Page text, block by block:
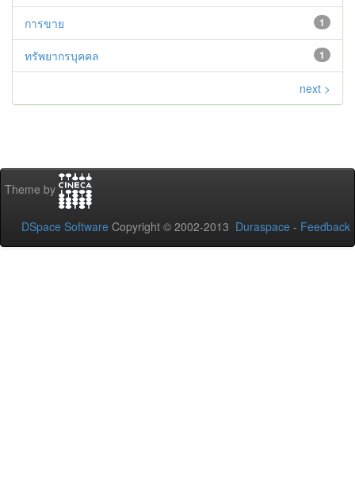
1
การขาย
1
ทรัพยากรบุคคล
next >
Theme by
DSpace Software Copyright © 2002-2013 Duraspace - Feedback